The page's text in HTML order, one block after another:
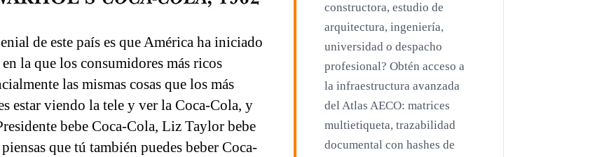
de este país es que América ha iniciado
la que los consumidores más ricos
las mismas cosas que los más
estar viendo la tele y ver la Coca-Cola, y
bebe Coca-Cola, Liz Taylor bebe
que tú también puedes beber Coca-
Mies van der Rohe
Philip Johnson
Le Corbusier
William Pereira
constructora, estudio de
arquitectura, ingeniería,
universidad o despacho
profesional? Obtén acceso a
la infraestructura avanzada
del Atlas AECO: matrices
multietiqueta, trazabilidad
documental con hashes de